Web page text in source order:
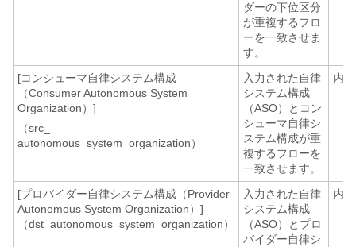
ダーの下位区分
が重複するフロ
ーを一致させま
す。
[コンシューマ自律システム構成
（Consumer Autonomous System
Organization）]
（src_
autonomous_system_organization）
入力された自律
システム構成
（ASO）とコン
シューマ自律シ
ステム構成が重
複するフローを
一致させます。
内線
[プロバイダー自律システム構成（Provider
Autonomous System Organization）]
（dst_autonomous_system_organization）
入力された自律
システム構成
（ASO）とプロ
バイダー自律シ
内線